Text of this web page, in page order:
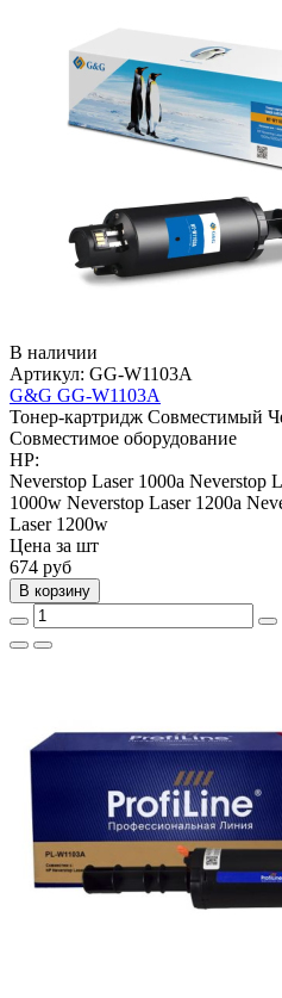
В наличии
Артикул: GG-W1103A
G&G GG-W1103A
Тонер-картридж Совместимый
Совместимое оборудование
HP:
Neverstop Laser 1000a Neverstop
1000w Neverstop Laser 1200a
Laser 1200w
Цена за шт
674 руб
В корзину